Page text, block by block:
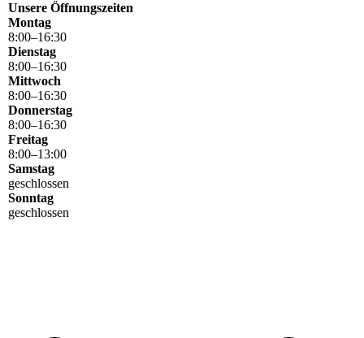
Unsere Öffnungszeiten
Montag
8:00–16:30
Dienstag
8:00–16:30
Mittwoch
8:00–16:30
Donnerstag
8:00–16:30
Freitag
8:00–13:00
Samstag
geschlossen
Sonntag
geschlossen